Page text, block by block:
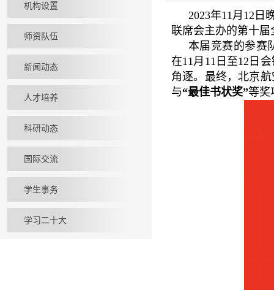
机构设置
师资队伍
新闻动态
人才培养
科研动态
国际交流
学生事务
学习二十大
2023年11月12日
联席会主办的第十
本届竞赛的参赛
在11月11日至12日
角逐。最终，北京
与“最佳书状奖”等奖